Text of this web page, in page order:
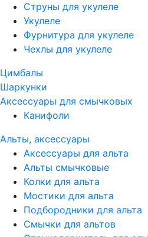
Струны для укулеле
Укулеле
Фурнитура для укулеле
Чехлы для укулеле
Цимбалы
Шаркунки
Аксессуары для смычковых
Канифоли
Альты, аксессуары
Аксессуары для альта
Альты смычковые
Колки для альта
Мостики для альта
Подбородники для альта
Смычки для альтов